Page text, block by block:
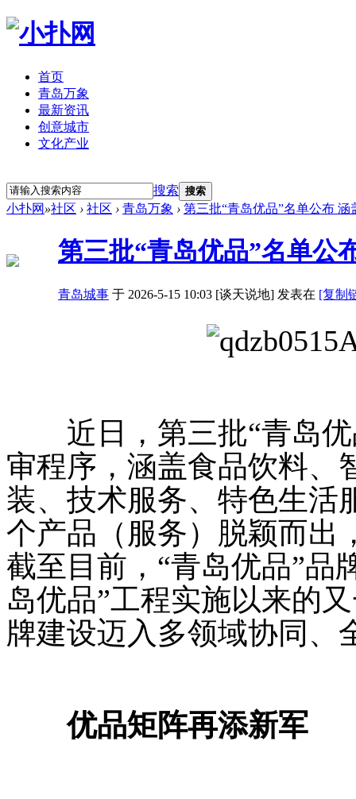
首页
青岛万象
最新资讯
创意城市
文化产业
搜索 搜索
小扑网 »社区 › 社区 › 青岛万象 › 第三批“青岛优品”名单公布 涵
第三批“青岛优品”名单公
青岛城事 于 2026-5-15 10:03 [谈天说地] 发表在 [复制
近日，第三批“青岛优
审程序，涵盖食品饮料、
装、技术服务、特色生活
个产品（服务）脱颖而出
截至目前，“青岛优品”品
岛优品”工程实施以来的
牌建设迈入多领域协同、
优品矩阵再添新军